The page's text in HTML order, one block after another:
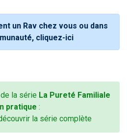
un Rav chez vous ou dans
cliquez-ici
la série La Pureté Familiale
pratique :
la série complète